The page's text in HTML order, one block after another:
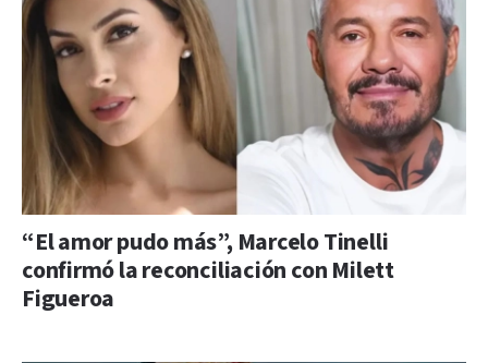
“El amor pudo más”, Marcelo Tinelli
confirmó la reconciliación con Milett
Figueroa